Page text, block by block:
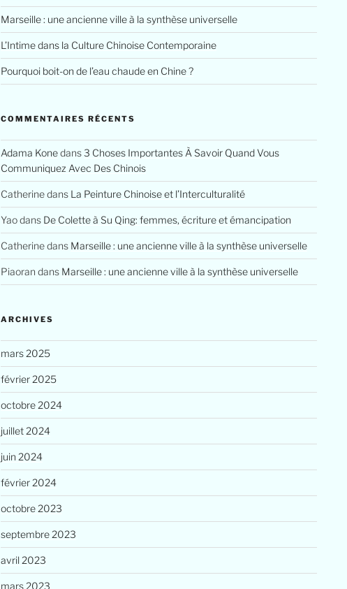
Marseille : une ancienne ville à la synthèse universelle
L’Intime dans la Culture Chinoise Contemporaine
Pourquoi boit-on de l’eau chaude en Chine ?
COMMENTAIRES RÉCENTS
Adama Konedans3 Choses Importantes À Savoir Quand Vous
Communiquez Avec Des Chinois
Catherinedans La Peinture Chinoise et l’Interculturalité
Yaodans De Colette à Su Qing: femmes, écriture et émancipation
Catherinedans Marseille : une ancienne ville à la synthèse universelle
Piaoran dans Marseille : une ancienne ville à la synthèse universelle
ARCHIVES
mars 2025
février 2025
octobre 2024
juillet 2024
juin 2024
février 2024
octobre 2023
septembre 2023
avril 2023
mars 2023